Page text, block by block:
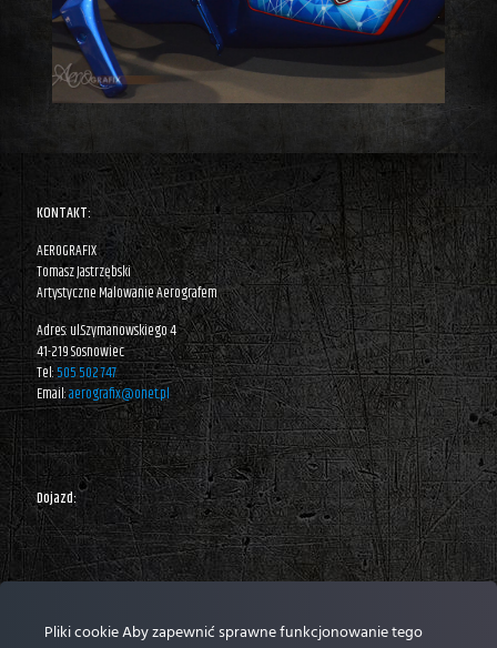
KONTAKT:
AEROGRAFIX
Tomasz Jastrzębski
Artystyczne Malowanie Aerografem
Adres: ul.Szymanowskiego 4
41-219 Sosnowiec
Tel:505 502 747
Email:aerografix@onet.pl
Dojazd:
Pliki cookie Aby zapewnić sprawne funkcjonowanie tego